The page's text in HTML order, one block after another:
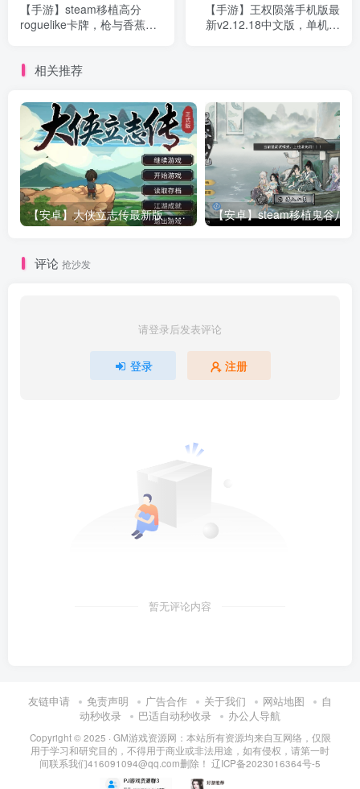
【手游】steam移植高分
roguelike卡牌，枪与香蕉安
【手游】王权陨落手机版最
新v2.12.18中文版，单机免
相关推荐
【安卓】大侠立志传最新版，联动逸剑风云决DLC+内置作弊控制台
评论 抢沙发
请登录后发表评论
登录 注册
暂无评论内容
友链申请 免责声明 广告合作 关于我们 网站地图
自
动秒收录
巴适自动秒收录 办公人导航
Copyright © 2025 · GM游戏资源网：本站所有资源均来自互网络，仅限
用于学习和研究目的，不得用于商业或非法用途，如有侵权，请第一时
间联系我们416091094@qq.com删除！ 辽ICP备2023016364号-5